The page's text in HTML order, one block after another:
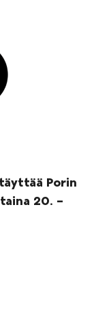
Porin
20. –